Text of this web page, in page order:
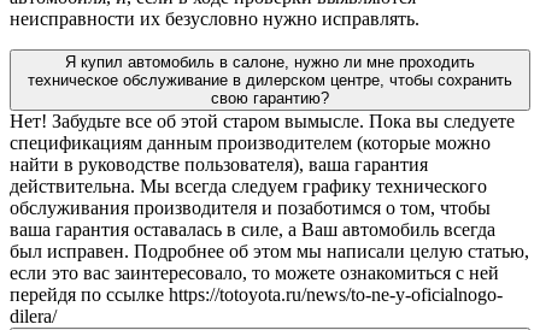
неисправности их безусловно нужно исправлять.
Я купил автомобиль в салоне, нужно ли мне проходить
техническое обслуживание в дилерском центре, чтобы сохранить
свою гарантию?
Нет! Забудьте все об этой старом вымысле. Пока вы следуете
спецификациям данным производителем (которые можно
найти в руководстве пользователя), ваша гарантия
действительна. Мы всегда следуем графику технического
обслуживания производителя и позаботимся о том, чтобы
ваша гарантия оставалась в силе, а Ваш автомобиль всегда
был исправен. Подробнее об этом мы написали целую статью,
если это вас заинтересовало, то можете ознакомиться с ней
перейдя по ссылке https://totoyota.ru/news/to-ne-y-oficialnogo-
dilera/